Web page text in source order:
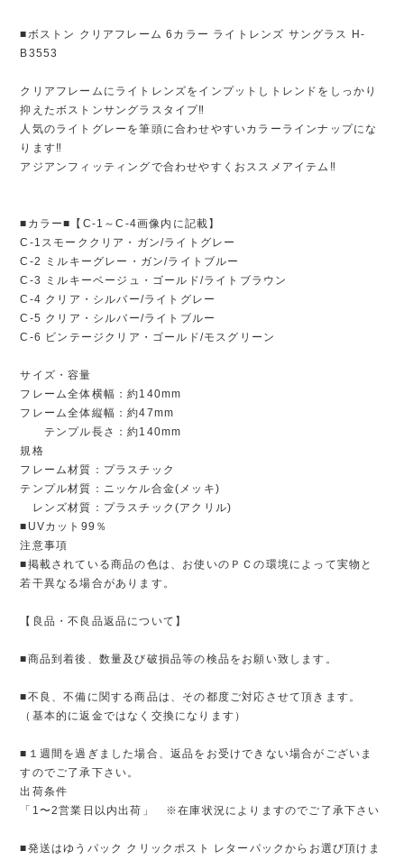
■ボストン クリアフレーム 6カラー ライトレンズ サングラス H-
B3553
クリアフレームにライトレンズをインプットしトレンドをしっかり
抑えたボストンサングラスタイプ‼
人気のライトグレーを筆頭に合わせやすいカラーラインナップにな
ります‼
アジアンフィッティングで合わせやすくおススメアイテム‼
■カラー■【C-1～C-4画像内に記載】
C-1スモーククリア・ガン/ライトグレー
C-2 ミルキーグレー・ガン/ライトブルー
C-3 ミルキーベージュ・ゴールド/ライトブラウン
C-4 クリア・シルバー/ライトグレー
C-5 クリア・シルバー/ライトブルー
C-6 ビンテージクリア・ゴールド/モスグリーン
サイズ・容量
フレーム全体横幅：約140mm
フレーム全体縦幅：約47mm
テンプル長さ：約140mm
規格
フレーム材質：プラスチック
テンプル材質：ニッケル合金(メッキ)
レンズ材質：プラスチック(アクリル)
■UVカット99％
注意事項
■掲載されている商品の色は、お使いのＰＣの環境によって実物と
若干異なる場合があります。
【良品・不良品返品について】
■商品到着後、数量及び破損品等の検品をお願い致します。
■不良、不備に関する商品は、その都度ご対応させて頂きます。
（基本的に返金ではなく交換になります）
■１週間を過ぎました場合、返品をお受けできない場合がございま
すのでご了承下さい。
出荷条件
「1〜2営業日以内出荷」 ※在庫状況によりますのでご了承下さい
■発送はゆうパック クリックポスト レターパックからお選び頂けま